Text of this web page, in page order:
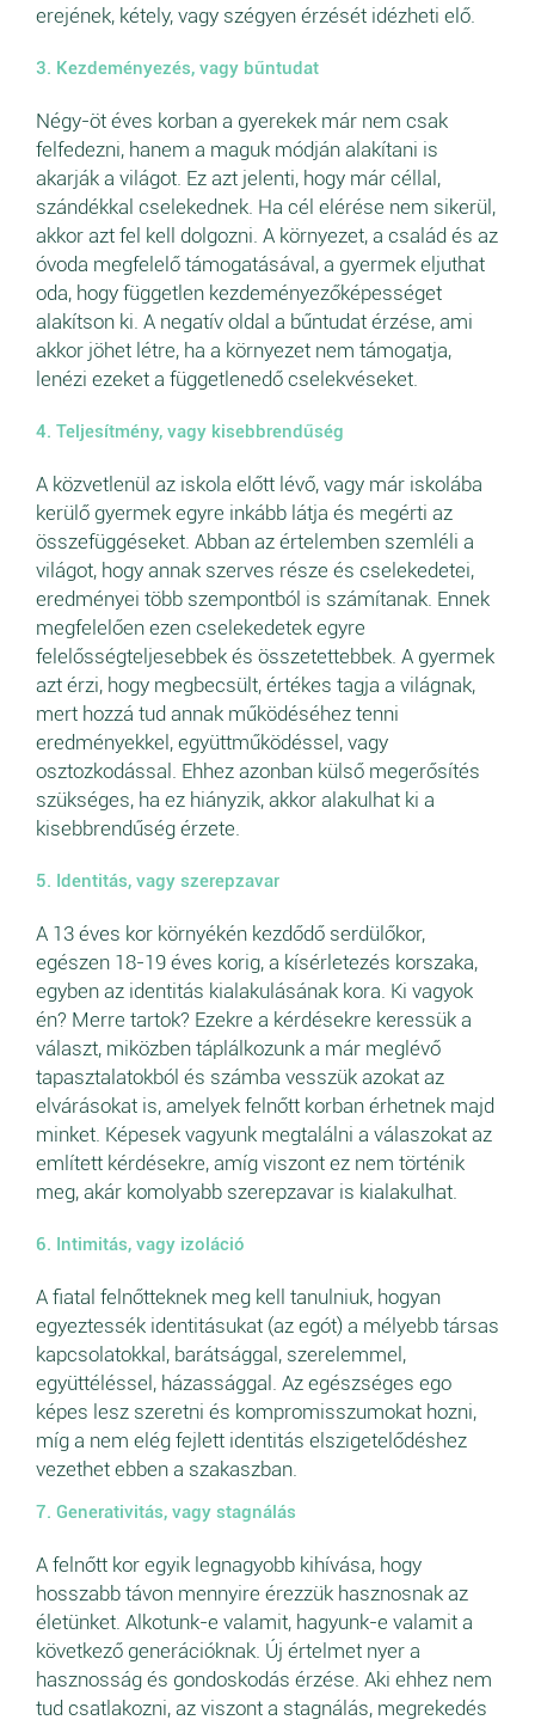
erejének, kétely, vagy szégyen érzését idézheti elő.
3. Kezdeményezés, vagy bűntudat
Négy-öt éves korban a gyerekek már nem csak
felfedezni, hanem a maguk módján alakítani is
akarják a világot. Ez azt jelenti, hogy már céllal,
szándékkal cselekednek. Ha cél elérése nem sikerül,
akkor azt fel kell dolgozni. A környezet, a család és az
óvoda megfelelő támogatásával, a gyermek eljuthat
oda, hogy független kezdeményezőképességet
alakítson ki. A negatív oldal a bűntudat érzése, ami
akkor jöhet létre, ha a környezet nem támogatja,
lenézi ezeket a függetlenedő cselekvéseket.
4. Teljesítmény, vagy kisebbrendűség
A közvetlenül az iskola előtt lévő, vagy már iskolába
kerülő gyermek egyre inkább látja és megérti az
összefüggéseket. Abban az értelemben szemléli a
világot, hogy annak szerves része és cselekedetei,
eredményei több szempontból is számítanak. Ennek
megfelelően ezen cselekedetek egyre
felelősségteljesebbek és összetettebbek. A gyermek
azt érzi, hogy megbecsült, értékes tagja a világnak,
mert hozzá tud annak működéséhez tenni
eredményekkel, együttműködéssel, vagy
osztozkodással. Ehhez azonban külső megerősítés
szükséges, ha ez hiányzik, akkor alakulhat ki a
kisebbrendűség érzete.
5. Identitás, vagy szerepzavar
A 13 éves kor környékén kezdődő serdülőkor,
egészen 18-19 éves korig, a kísérletezés korszaka,
egyben az identitás kialakulásának kora. Ki vagyok
én? Merre tartok? Ezekre a kérdésekre keressük a
választ, miközben táplálkozunk a már meglévő
tapasztalatokból és számba vesszük azokat az
elvárásokat is, amelyek felnőtt korban érhetnek majd
minket. Képesek vagyunk megtalálni a válaszokat az
említett kérdésekre, amíg viszont ez nem történik
meg, akár komolyabb szerepzavar is kialakulhat.
6. Intimitás, vagy izoláció
A fiatal felnőtteknek meg kell tanulniuk, hogyan
egyeztessék identitásukat (az egót) a mélyebb társas
kapcsolatokkal, barátsággal, szerelemmel,
együttéléssel, házassággal. Az egészséges ego
képes lesz szeretni és kompromisszumokat hozni,
míg a nem elég fejlett identitás elszigetelődéshez
vezethet ebben a szakaszban.
7. Generativitás, vagy stagnálás
A felnőtt kor egyik legnagyobb kihívása, hogy
hosszabb távon mennyire érezzük hasznosnak az
életünket. Alkotunk-e valamit, hagyunk-e valamit a
következő generációknak. Új értelmet nyer a
hasznosság és gondoskodás érzése. Aki ehhez nem
tud csatlakozni, az viszont a stagnálás, megrekedés